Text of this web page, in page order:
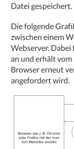
Datei gespeichert.
Die folgende
zwischen einem
Webserver.
an und erhält vom
Browser erneut
angefordert wird.